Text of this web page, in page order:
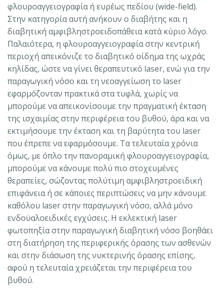
φλουροαγγειογραφία ή ευρέως πεδίου (wide-field).
Στην κατηγορία αυτή ανήκουν ο διαβήτης και η
διαβητική αμφιβληστροειδοπάθεια κατά κύριο λόγο.
Παλαιότερα, η φλουροαγγειογραφία στην κεντρική
περιοχή απεικόνιζε το διαβητικό οίδημα της ωχράς
κηλίδας, ώστε να γίνει θεραπευτικό laser, ενώ για την
παραγωγική νόσο και τη νεοαγγείωση το laser
εφαρμόζονταν πρακτικά στα τυφλά, χωρίς να
μπορούμε να απεικονίσουμε την πραγματική έκταση
της ισχαιμίας στην περιφέρεια του βυθού, άρα και να
εκτιμήσουμε την έκταση και τη βαρύτητα του laser
που έπρεπε να εφαρμόσουμε. Τα τελευταία χρόνια
όμως, με όπλο την πανοραμική φλουροαγγειογραφία,
μπορούμε να κάνουμε πολύ πιο στοχευμένες
θεραπείες, σώζοντας πολύτιμη αμφιβληστροειδική
επιφάνεια ή σε κάποιες περιπτώσεις να μην κάνουμε
καθόλου laser στην παραγωγική νόσο, αλλά μόνο
ενδοϋαλοειδικές εγχύσεις. Η εκλεκτική laser
φωτοπηξία στην παραγωγική διαβητική νόσο βοηθάει
στη διατήρηση της περιφερικής όρασης των ασθενών
και στην διάσωση της νυκτερινής όρασης επίσης,
αφού η τελευταία χρειάζεται την περιφέρεια του
βυθού.